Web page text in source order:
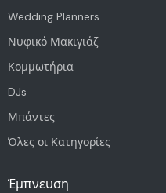
Wedding Planners
Νυφικό Μακιγιάζ
Κομμωτήρια
DJs
Μπάντες
Όλες οι Κατηγορίες
Έμπνευση